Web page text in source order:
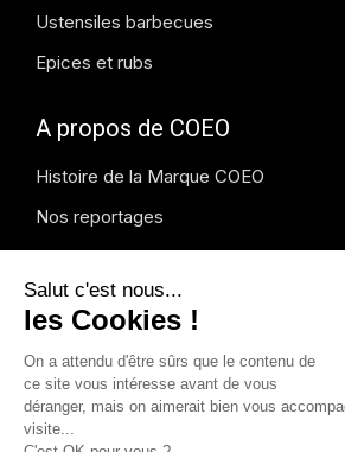
Ustensiles barbecues
Epices et rubs
A propos de COEO
Histoire de la Marque COEO
Nos reportages
Blog COEO
Presse et média
Instagram